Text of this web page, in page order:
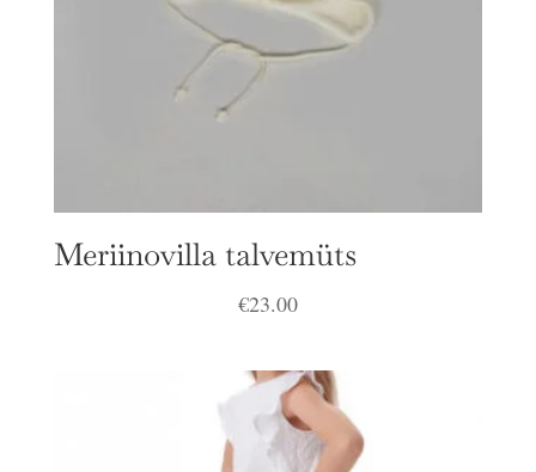
Meriinovilla talvemüts
€23.00